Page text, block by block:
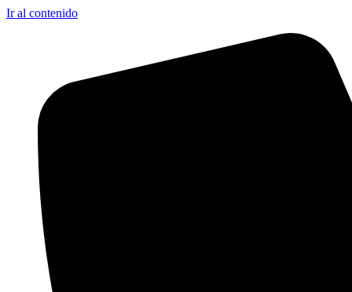
Ir al contenido